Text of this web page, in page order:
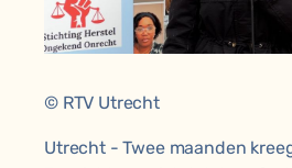
© RTV Utrecht
Utrecht - Twee maanden